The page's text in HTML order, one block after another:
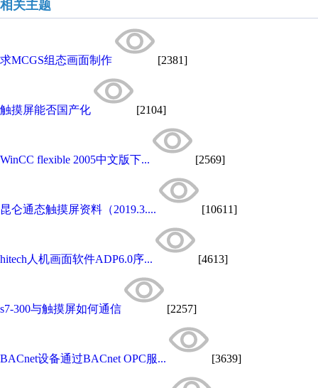
相关主题
求MCGS组态画面制作 [2381]
触摸屏能否国产化 [2104]
WinCC flexible 2005中文版下... [2569]
昆仑通态触摸屏资料（2019.3.... [10611]
hitech人机画面软件ADP6.0序... [4613]
s7-300与触摸屏如何通信 [2257]
BACnet设备通过BACnet OPC服... [3639]